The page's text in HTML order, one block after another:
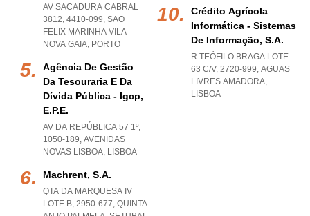
AV SACADURA CABRAL
3812, 4410-099, SAO
FELIX MARINHA VILA
NOVA GAIA, PORTO
Agência De Gestão
Da Tesouraria E Da
Dívida Pública - Igcp,
E.p.e.
AV DA REPÚBLICA 57 1º,
1050-189, AVENIDAS
NOVAS LISBOA, LISBOA
Machrent, S.a.
QTA DA MARQUESA IV
LOTE B, 2950-677, QUINTA
Crédito Agrícola
Informática - Sistemas
De Informação, S.a.
R TEÓFILO BRAGA LOTE
63 C/V, 2720-999, AGUAS
LIVRES AMADORA,
LISBOA